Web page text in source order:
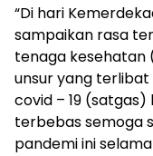
“Di hari
sampaikan rasa
tenaga kesehatan
unsur yang
covid – 19
terbebas semoga
pandemi ini